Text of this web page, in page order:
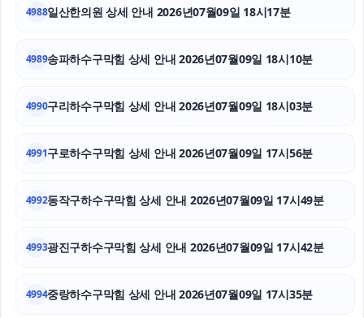
용인하수구막힘
4988일산한의원 상세 안내 2026년07월09일 18시17분
4989송파하수구막힘 상세 안내 2026년07월09일 18시10분
4990구리하수구막힘 상세 안내 2026년07월09일 18시03분
4991구로하수구막힘 상세 안내 2026년07월09일 17시56분
4992동작구하수구막힘 상세 안내 2026년07월09일 17시49분
4993광진구하수구막힘 상세 안내 2026년07월09일 17시42분
4994중랑하수구막힘 상세 안내 2026년07월09일 17시35분